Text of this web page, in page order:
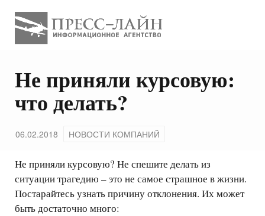
Не приняли курсовую:
что делать?
06.02.2018 НОВОСТИ КОМПАНИЙ
Не приняли курсовую? Не спешите делать из
ситуации трагедию – это не самое страшное в жизни.
Постарайтесь узнать причину отклонения. Их может
быть достаточно много: